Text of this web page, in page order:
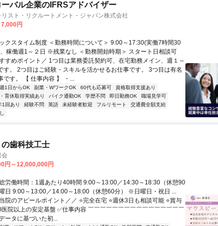
ーバル企業のIFRSアドバイザー
スト・リクルートメント・ジャパン株式会社
円
クスタイム制度 ＜勤務時間について＞ 9:00～17:30(実働7時間30
稼働週1～２日 ※残業なし ＜勤務開始時期＞ スタート日相談可
すめポイント／ 1つ目は業務委託契約可、在宅勤務メイン、週１～
す。 2つ目はご経験・スキルを活かせるお仕事です。 3つ目は有名
です。 【 仕事内容 】 ・...
週1日からOK 副業・WワークOK 60代も応募可
資格取得支援あり
育休取得実績あり バイク通勤OK 学歴不問 即日勤務OK
職場見学可
1回あり 経験不問 英語 未経験者歓迎 フルリモート
交通費全額支給
歯科技工士
会
円～12,000,000円
労働時間：1週あたり40時間 9:00～13:00／14:30～18:30（休憩90
日 9:00～13:00／14:00～18:00（休憩60分） ※日曜日・祝日 ...
院のアピールポイント／／ ⭐完全在宅 ⭐週休3日も相談可能 ⭐賞与
医院以上の安定基盤 ✅仕事内容 ￣￣￣￣￣￣￣￣￣￣￣￣￣￣￣￣
ータに基づいた初...